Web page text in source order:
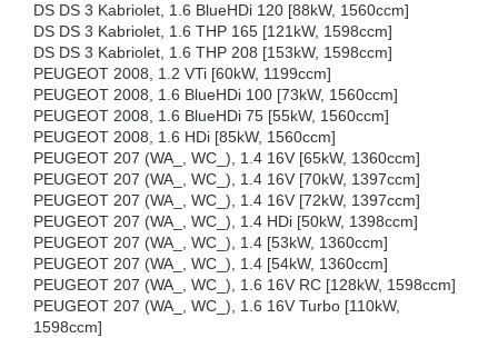
DS DS 3 Kabriolet, 1.6 BlueHDi 120 [88kW, 1560ccm]
DS DS 3 Kabriolet, 1.6 THP 165 [121kW, 1598ccm]
DS DS 3 Kabriolet, 1.6 THP 208 [153kW, 1598ccm]
PEUGEOT 2008, 1.2 VTi [60kW, 1199ccm]
PEUGEOT 2008, 1.6 BlueHDi 100 [73kW, 1560ccm]
PEUGEOT 2008, 1.6 BlueHDi 75 [55kW, 1560ccm]
PEUGEOT 2008, 1.6 HDi [85kW, 1560ccm]
PEUGEOT 207 (WA_, WC_), 1.4 16V [65kW, 1360ccm]
PEUGEOT 207 (WA_, WC_), 1.4 16V [70kW, 1397ccm]
PEUGEOT 207 (WA_, WC_), 1.4 16V [72kW, 1397ccm]
PEUGEOT 207 (WA_, WC_), 1.4 HDi [50kW, 1398ccm]
PEUGEOT 207 (WA_, WC_), 1.4 [53kW, 1360ccm]
PEUGEOT 207 (WA_, WC_), 1.4 [54kW, 1360ccm]
PEUGEOT 207 (WA_, WC_), 1.6 16V RC [128kW, 1598ccm]
PEUGEOT 207 (WA_, WC_), 1.6 16V Turbo [110kW,
1598ccm]